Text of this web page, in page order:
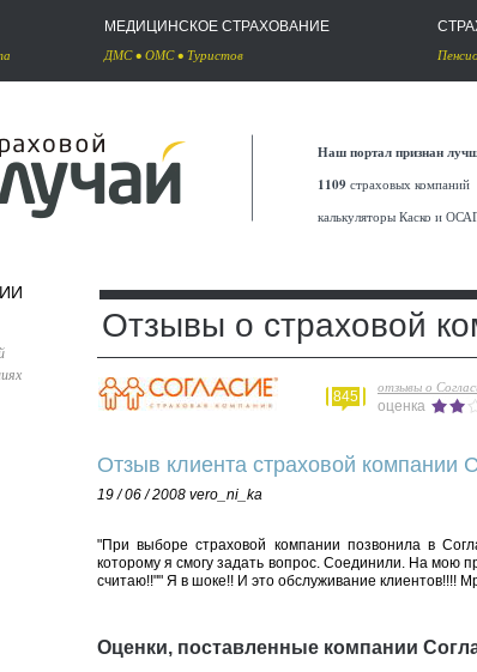
МЕДИЦИНСКОЕ СТРАХОВАНИЕ
ДМС• ОМС• Туристов
Наш портал признан
1109 страховых компаний
калькуляторы Каско и
Отзывы о страховой
845
отзывы о
оценка
Отзыв клиента страховой компании
19 / 06 / 2008 vero_ni_ka
"При выборе страховой компании позвонила в
которому я смогу задать вопрос. Соединили. На мою
считаю!!"" Я в шоке!! И это обслуживание клиентов!!!!
Оценки, поставленные компании